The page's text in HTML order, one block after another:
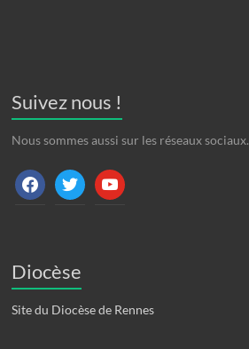
Suivez nous !
Nous sommes aussi sur les réseaux sociaux.
facebooktwitter youtube
Diocèse
Site du Diocèse de Rennes